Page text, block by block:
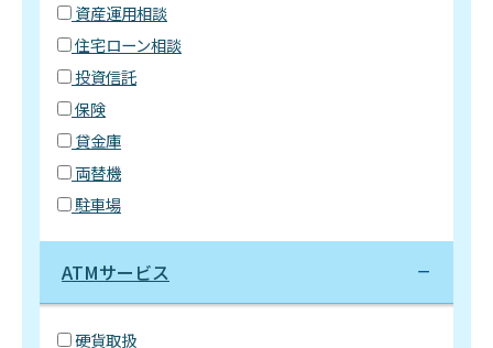
資産運用相談
住宅ローン相談
投資信託
保険
貸金庫
両替機
駐車場
ATMサービス
硬貨取扱